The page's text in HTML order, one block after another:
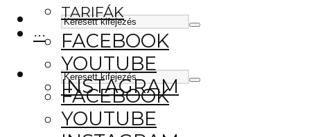
FACEBOOK
YOUTUBE
INSTAGRAM
TARIFÁK
···
FACEBOOK
YOUTUBE